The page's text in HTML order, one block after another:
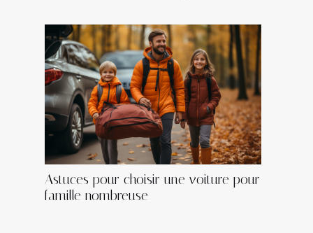
Astuces pour choisir une voiture pour
famille nombreuse